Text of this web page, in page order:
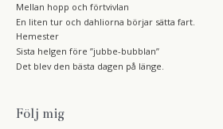
Mellan hopp och förtvivlan
En liten tur och dahliorna börjar sätta fart.
Hemester
Sista helgen före ”jubbe-bubblan”
Det blev den bästa dagen på länge.
Följ mig